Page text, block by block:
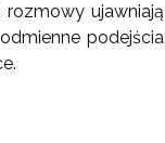
rozmowy ujawniają
podejścia